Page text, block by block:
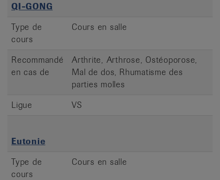
QI-GONG
Type de
cours
Cours en salle
Recommandé
en cas de
Arthrite, Arthrose, Ostéoporose,
Mal de dos, Rhumatisme des
parties molles
Ligue
VS
Eutonie
Type de
cours
Cours en salle